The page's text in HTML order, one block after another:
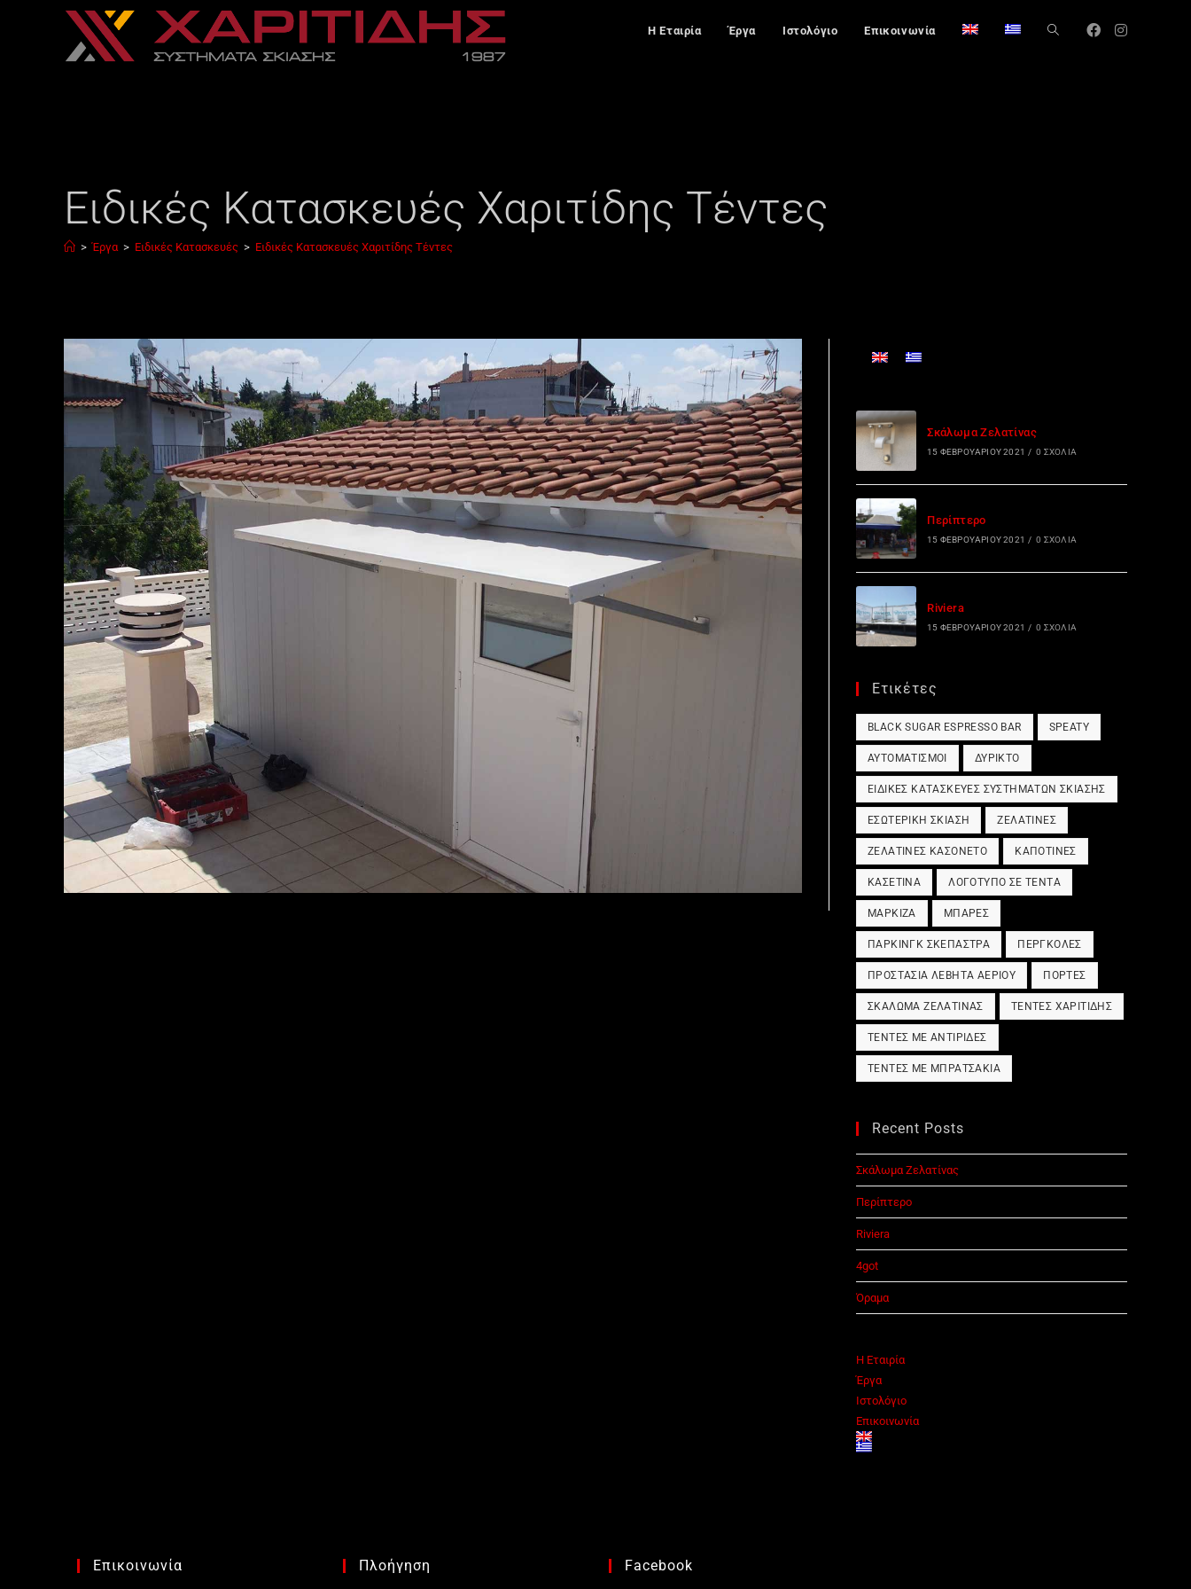
Η Εταιρία Έργα Ιστολόγιο Επικοινωνία
Ειδικές Κατασκευές Χαριτίδης Τέντες
> Έργα > Ειδικές Κατασκευές > Ειδικές Κατασκευές Χαριτίδης Τέντες
Σκάλωμα Ζελατίνας
15 ΦΕΒΡΟΥΑΡΊΟΥ 2021 / 0 ΣΧΌΛΙΑ
Περίπτερο
15 ΦΕΒΡΟΥΑΡΊΟΥ 2021 / 0 ΣΧΌΛΙΑ
Riviera
15 ΦΕΒΡΟΥΑΡΊΟΥ 2021 / 0 ΣΧΌΛΙΑ
Ετικέτες
BLACK SUGAR ESPRESSO BAR SPEATY
ΑΥΤΟΜΑΤΙΣΜΟΊ ΔΎΡΙΚΤΟ
ΕΙΔΙΚΈΣ ΚΑΤΑΣΚΕΥΈΣ ΣΥΣΤΗΜΆΤΩΝ ΣΚΊΑΣΗΣ
ΕΣΩΤΕΡΙΚΉ ΣΚΊΑΣΗ ΖΕΛΑΤΊΝΕΣ
ΖΕΛΑΤΊΝΕΣ ΚΑΣΟΝΈΤΟ ΚΑΠΟΤΊΝΕΣ
ΚΑΣΕΤΊΝΑ ΛΟΓΌΤΥΠΟ ΣΕ ΤΈΝΤΑ
ΜΑΡΚΊΖΑ ΜΠΆΡΕΣ
ΠΆΡΚΙΝΓΚ ΣΚΈΠΑΣΤΡΑ ΠΈΡΓΚΟΛΕΣ
ΠΡΟΣΤΑΣΊΑ ΛΈΒΗΤΑ ΑΕΡΊΟΥ ΠΌΡΤΕΣ
ΣΚΆΛΩΜΑ ΖΕΛΑΤΊΝΑΣ ΤΈΝΤΕΣ ΧΑΡΙΤΊΔΗΣ
ΤΈΝΤΕΣ ΜΕ ΑΝΤΙΡΊΔΕΣ
ΤΈΝΤΕΣ ΜΕ ΜΠΡΑΤΣΆΚΙΑ
Recent Posts
Σκάλωμα Ζελατίνας
Περίπτερο
Riviera
4got
Όραμα
Η Εταιρία
Έργα
Ιστολόγιο
Επικοινωνία
Επικοινωνία Πλοήγηση Facebook